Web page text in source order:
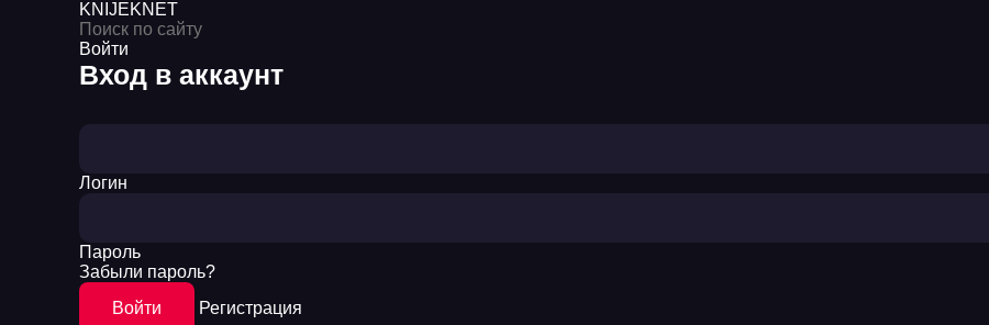
KNIJEKNET
Войти
Вход в аккаунт
Логин
Пароль
Забыли пароль?
Войти
Регистрация